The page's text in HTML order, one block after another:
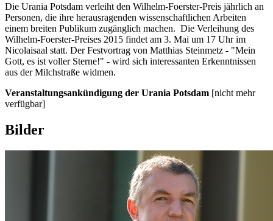
Die Urania Potsdam verleiht den Wilhelm-Foerster-Preis jährlich an
Personen, die ihre herausragenden wissenschaftlichen Arbeiten
einem breiten Publikum zugänglich machen. Die Verleihung des
Wilhelm-Foerster-Preises 2015 findet am 3. Mai um 17 Uhr im
Nicolaisaal statt. Der Festvortrag von Matthias Steinmetz - "Mein
Gott, es ist voller Sterne!" - wird sich interessanten Erkenntnissen
aus der Milchstraße widmen.
Veranstaltungsankündigung der Urania Potsdam [nicht mehr
verfügbar]
Bilder